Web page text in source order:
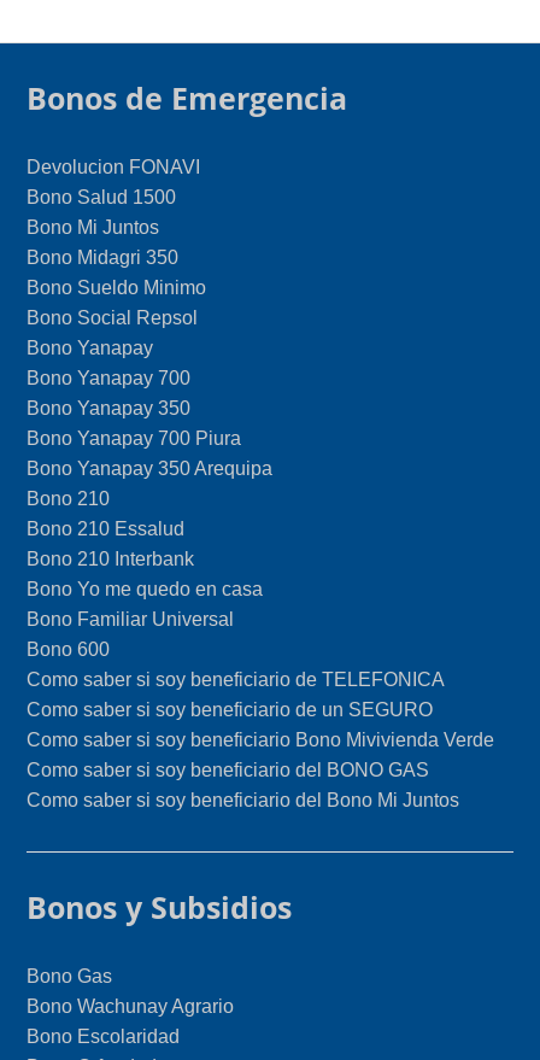
Bonos de Emergencia
Devolucion FONAVI
Bono Salud 1500
Bono Mi Juntos
Bono Midagri 350
Bono Sueldo Minimo
Bono Social Repsol
Bono Yanapay
Bono Yanapay 700
Bono Yanapay 350
Bono Yanapay 700 Piura
Bono Yanapay 350 Arequipa
Bono 210
Bono 210 Essalud
Bono 210 Interbank
Bono Yo me quedo en casa
Bono Familiar Universal
Bono 600
Como saber si soy beneficiario de TELEFONICA
Como saber si soy beneficiario de un SEGURO
Como saber si soy beneficiario Bono Mivivienda Verde
Como saber si soy beneficiario del BONO GAS
Como saber si soy beneficiario del Bono Mi Juntos
Bonos y Subsidios
Bono Gas
Bono Wachunay Agrario
Bono Escolaridad